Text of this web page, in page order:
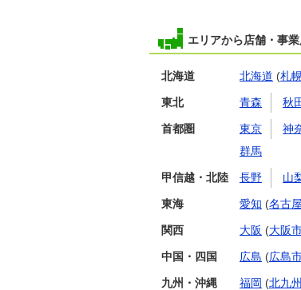
エリアから店舗・事
北海道 北海道 (札
東北 青森 秋
首都圏 東京 神
群馬
甲信越・北陸 長野 山
東海 愛知 (名古
関西 大阪 (大阪
中国・四国 広島 (広島
九州・沖縄 福岡 (北九